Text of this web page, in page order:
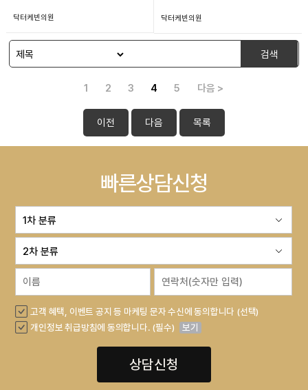
닥터케빈의원 닥터케빈의원
검색
1 2 3 4 5 다음 >
이전 다음 목록
빠른상담신청
고객 혜택, 이벤트 공지 등 마케팅 문자 수신에 동의합니다 (선택)
개인정보 취급방침에 동의합니다. (필수)
보기
상담신청